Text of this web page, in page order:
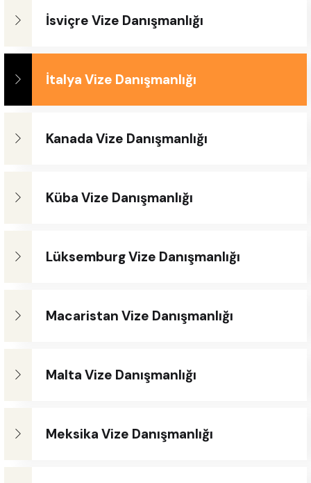
İsviçre Vize Danışmanlığı
İtalya Vize Danışmanlığı
Kanada Vize Danışmanlığı
Küba Vize Danışmanlığı
Lüksemburg Vize Danışmanlığı
Macaristan Vize Danışmanlığı
Malta Vize Danışmanlığı
Meksika Vize Danışmanlığı